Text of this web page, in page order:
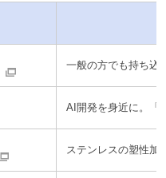
一般の方でも持ち込
AI開発を身近に。「
ステンレスの塑性加